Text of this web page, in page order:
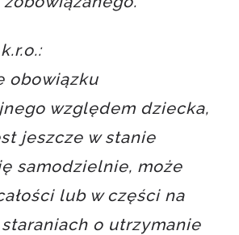
obowiązku
względem dziecka,
jeszcze w stanie
samodzielnie, może
lub w części na
o utrzymanie